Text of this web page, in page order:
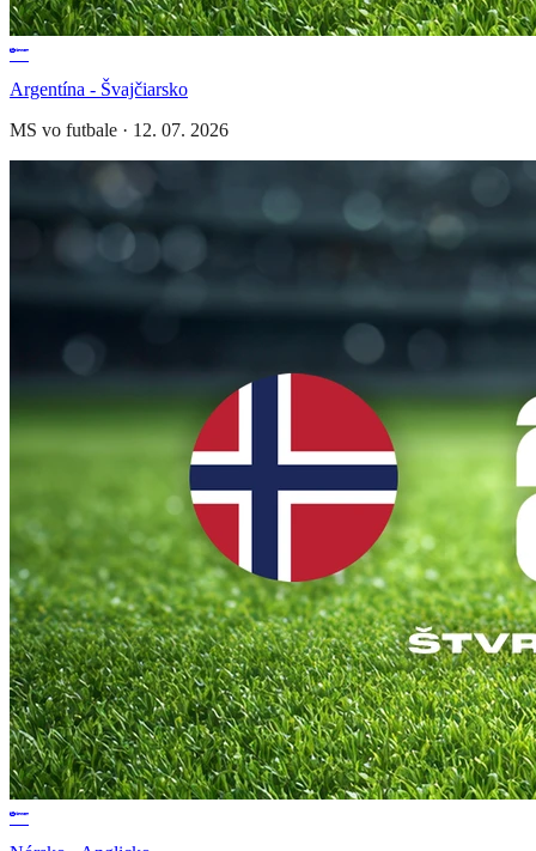
Argentína - Švajčiarsko
MS vo futbale · 12. 07. 2026